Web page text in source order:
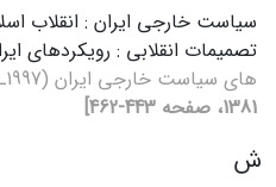
سیاست خارجی ایران : انقلاب
تصمیمات انقلابی : رویکردهای
های‌ سیاست‌ خارجی‌ ایران‌ (1997ـ1975)
1381، صفحه 443-462]
ش